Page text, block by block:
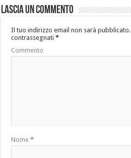
Lascia un commento
Il tuo indirizzo email non sarà pubblicato.
contrassegnati*
Commento
Nome*